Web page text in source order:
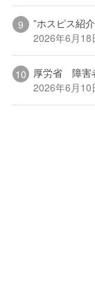
”ホスピス紹
2026年6月18
厚労省 障害
2026年6月10